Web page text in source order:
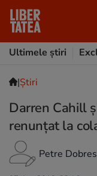
Ultimele știri
|Ştiri
Darren Cahill
renunțat la
Petre